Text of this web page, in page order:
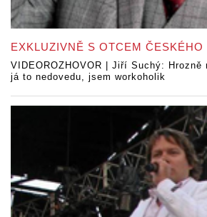
EXKLUZIVNĚ S OTCEM ČESKÉHO
VIDEOROZHOVOR | Jiří Suchý:
já to nedovedu, jsem workoholik